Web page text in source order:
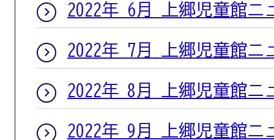
2022年 6月 上郷児童館ニ
2022年 7月 上郷児童館ニ
2022年 8月 上郷児童館ニ
2022年 9月 上郷児童館ニ